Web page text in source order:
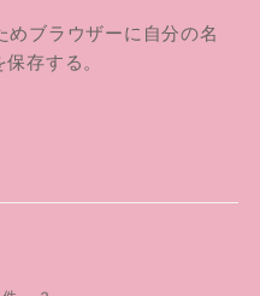
めブラウザーに自分の名
存する。